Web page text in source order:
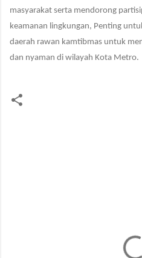
masyarakat serta mendorong
keamanan lingkungan, Penting
daerah rawan kamtibmas untuk
dan nyaman di wilayah Kota Metro.